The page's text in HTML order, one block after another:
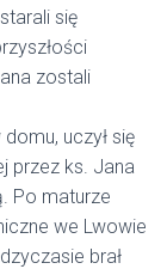
się
zostali
uczył się
przez ks. Jana
Po maturze
we Lwowie
brał